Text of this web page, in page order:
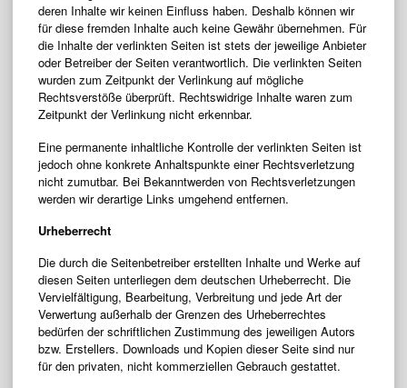
deren Inhalte wir keinen Einfluss haben. Deshalb können wir
für diese fremden Inhalte auch keine Gewähr übernehmen. Für
die Inhalte der verlinkten Seiten ist stets der jeweilige Anbieter
oder Betreiber der Seiten verantwortlich. Die verlinkten Seiten
wurden zum Zeitpunkt der Verlinkung auf mögliche
Rechtsverstöße überprüft. Rechtswidrige Inhalte waren zum
Zeitpunkt der Verlinkung nicht erkennbar.
Eine permanente inhaltliche Kontrolle der verlinkten Seiten ist
jedoch ohne konkrete Anhaltspunkte einer Rechtsverletzung
nicht zumutbar. Bei Bekanntwerden von Rechtsverletzungen
werden wir derartige Links umgehend entfernen.
Urheberrecht
Die durch die Seitenbetreiber erstellten Inhalte und Werke auf
diesen Seiten unterliegen dem deutschen Urheberrecht. Die
Vervielfältigung, Bearbeitung, Verbreitung und jede Art der
Verwertung außerhalb der Grenzen des Urheberrechtes
bedürfen der schriftlichen Zustimmung des jeweiligen Autors
bzw. Erstellers. Downloads und Kopien dieser Seite sind nur
für den privaten, nicht kommerziellen Gebrauch gestattet.